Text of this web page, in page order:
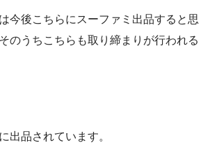
今後こちらにスーファミ出品すると思
のうちこちらも取り締まりが行われる
出品されています。